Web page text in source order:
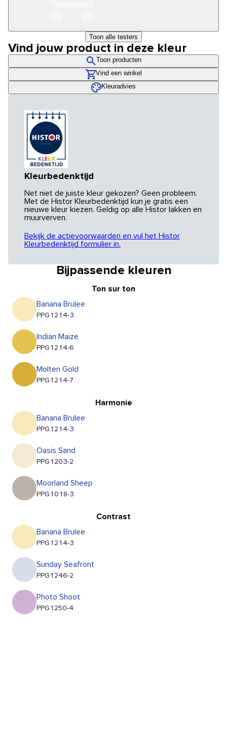
Toon alle testers
Vind jouw product in deze kleur
Toon producten
Vind een winkel
Kleuradvies
Kleurbedenktijd
Net niet de juiste kleur gekozen? Geen probleem.
Met de Histor Kleurbedenktijd kun je gratis een
nieuwe kleur kiezen. Geldig op alle Histor lakken en
muurverven.
Bekijk de actievoorwaarden en vul het Histor
Kleurbedenktijd formulier in.
Bijpassende kleuren
Ton sur ton
Banana Brulee
PPG1214-3
Indian Maize
PPG1214-6
Molten Gold
PPG1214-7
Harmonie
Banana Brulee
PPG1214-3
Oasis Sand
PPG1203-2
Moorland Sheep
PPG1018-3
Contrast
Banana Brulee
PPG1214-3
Sunday Seafront
PPG1246-2
Photo Shoot
PPG1250-4